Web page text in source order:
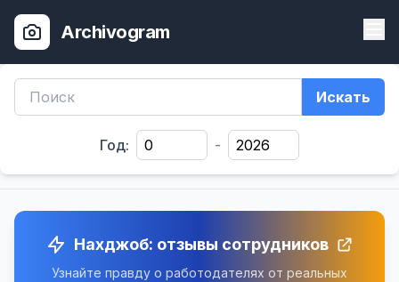
Archivogram
Искать
Год: -
Нахджоб: отзывы сотрудников
Узнайте правду о работодателях от реальных